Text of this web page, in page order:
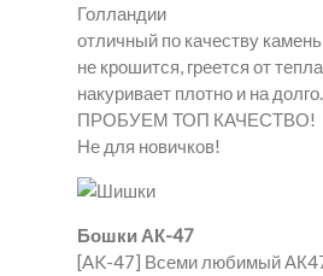
Голландии
отличный по качеству камень
не крошится, греется от
накуривает плотно и на долго.
ПРОБУЕМ ТОП КАЧЕСТВО!
Не для новичков!
Бошки АК-47
[AK-47] Всеми любимый